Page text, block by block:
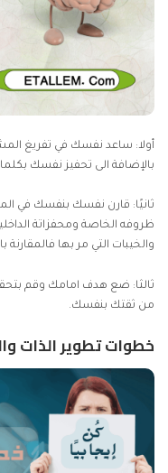
أولا: ساعد نفسك في تفريغ
بالإضافة الى تحفيز نفسك
ثانيًا: قارن نفسك بنفسك في
ظروفه الخاصة ومحفزاتة
والخيبات التي مر بها فالمقارنة
ثالثا: ضع هدف امامك وقم
من ثقتك بنفسك.
خطوات تطوير الذات